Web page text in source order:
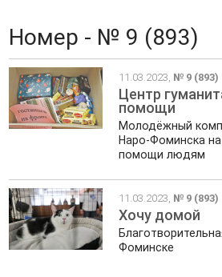
Номер - № 9 (893)
11.03.2023, № 9 (893)
Центр
помощи
Молодёжный
Наро-Фоминска
помощи людям
11.03.2023, № 9 (893)
Хочу домой
Фоминске